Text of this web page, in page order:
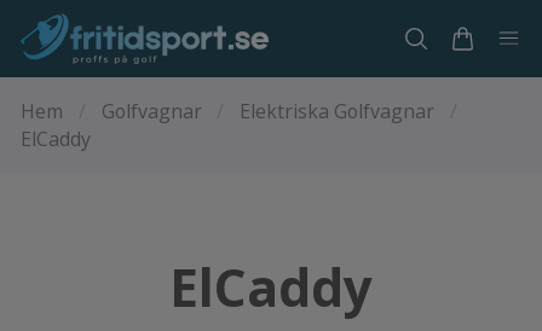
Hem Golfvagnar Elektriska Golfvagnar
ElCaddy
ElCaddy